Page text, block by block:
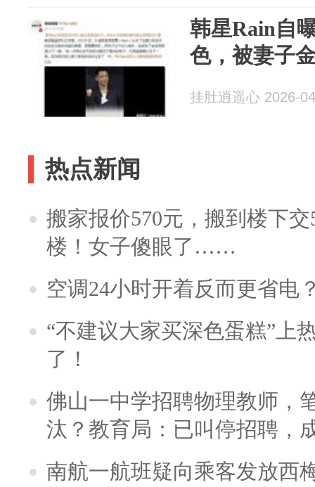
韩星Rain自
色，被妻子
挂肚逍遥心 2026-
热点新闻
搬家报价570元，搬到楼下
楼！女子傻眼了……
空调24小时开着反而更省电
“不建议大家买深色蛋糕”上
了！
佛山一中学招聘物理教师，
汰？教育局：已叫停招聘，
南航一航班疑向乘客发放西